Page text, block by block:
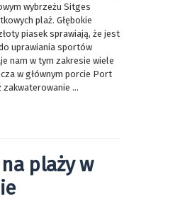
wybrzeżu Sitges
plaż. Głębokie
piasek sprawiają, że jest
uprawiania sportów
nam w tym zakresie wiele
w głównym porcie Port
zakwaterowanie ...
plaży w